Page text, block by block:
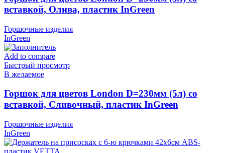
вставкой, Олива, пластик InGreen
Горшочные изделия
InGreen
Add to compare
Быстрый просмотр
В желаемое
Горшок для цветов London D=230мм (5л) со
вставкой, Сливочный, пластик InGreen
Горшочные изделия
InGreen